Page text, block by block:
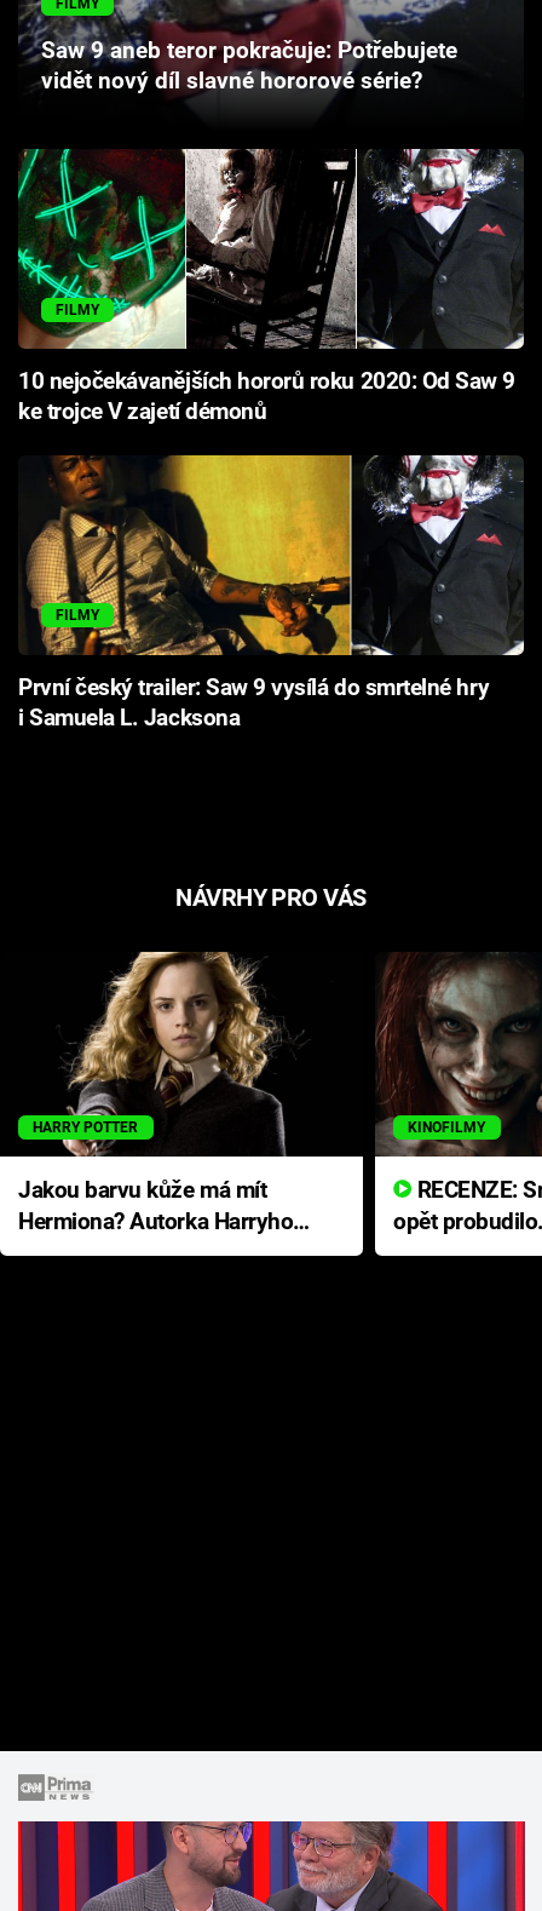
Cool Esport
Pořady
TV Program
Sledujte prima+
Přihlášení
Sledujte nás
FILMY
Saw 9 aneb teror pokračuje: Potřebujete
vidět nový díl slavné hororové série?
FILMY
10 nejočekávanějších hororů roku 2020: Od Saw 9
ke trojce V zajetí démonů
FILMY
První český trailer: Saw 9 vysílá do smrtelné hry
i Samuela L. Jacksona
NÁVRHY PRO VÁS
HARRY POTTER
Jakou barvu kůže má mít
Hermiona? Autorka Harryho
Pottera přišla s ráznou
KINOFILMY
opět
přichází s